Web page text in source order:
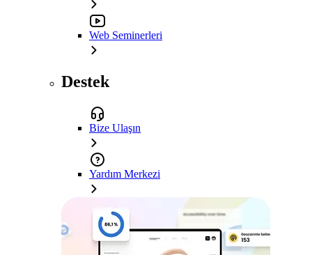
Web Seminerleri
Destek
Bize Ulaşın
Yardım Merkezi